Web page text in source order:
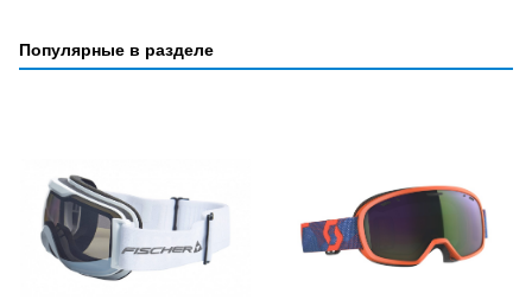
Популярные в разделе